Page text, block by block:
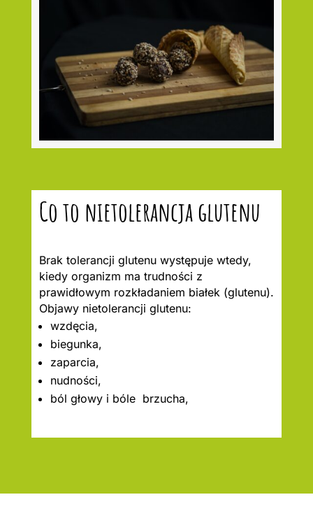
Co to nietolerancja glutenu
Brak tolerancji glutenu występuje wtedy,
kiedy organizm ma trudności z
prawidłowym rozkładaniem białek (glutenu).
Objawy nietolerancji glutenu:
wzdęcia,
biegunka,
zaparcia,
nudności,
ból głowy i bóle brzucha,